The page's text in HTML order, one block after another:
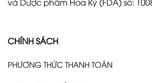
CHÍNH SÁCH
PHƯƠNG THỨC THANH TOÁN